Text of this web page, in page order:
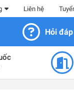
Liên hệ
Hỏi đáp